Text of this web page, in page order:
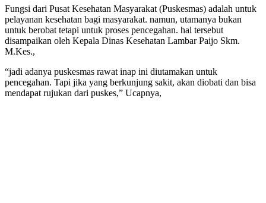
Fungsi dari Pusat Kesehatan Masyarakat (Puskesmas) adalah untuk
pelayanan kesehatan bagi masyarakat. namun, utamanya bukan
untuk berobat tetapi untuk proses pencegahan. hal tersebut
disampaikan oleh Kepala Dinas Kesehatan Lambar Paijo Skm.
M.Kes.,
“jadi adanya puskesmas rawat inap ini diutamakan untuk
pencegahan. Tapi jika yang berkunjung sakit, akan diobati dan bisa
mendapat rujukan dari puskes,” Ucapnya,